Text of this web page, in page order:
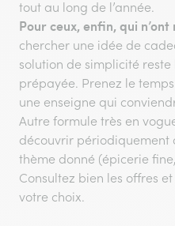
tout au long de l’année.
Pour ceux, enfin, qui n’ont
chercher une idée de
solution de simplicité
prépayée. Prenez le
une enseigne qui
Autre formule très en
découvrir périodiquement
thème donné (épicerie
Consultez bien les offres
votre choix.